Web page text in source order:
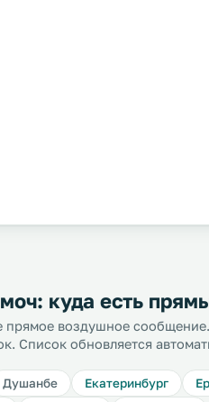
куда есть
прямое воздушное
Список обновляется
Душанбе Екатеринбург